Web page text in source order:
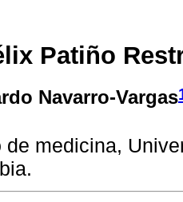
Patiño
Navarro-Vargas
de medicina,